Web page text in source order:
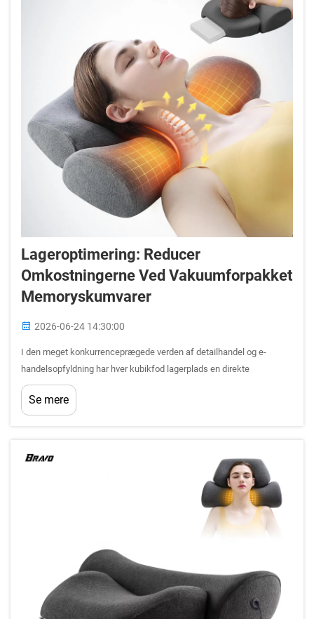
Lageroptimering: Reducer
Omkostningerne Ved Vakuumforpakket
Memoryskumvarer
2026-06-24 14:30:00
I den meget konkurrenceprægede verden af detailhandel og e-
handelsopfyldning har hver kubikfod lagerplads en direkte
omkostning. Virksomheder, der handler med senge, puder og
soveaccessoires, står over for en særlig akut udfordring: voluminøse
Se mere